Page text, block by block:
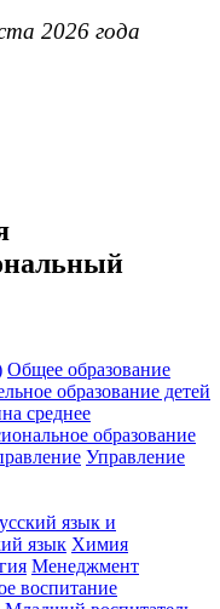
2026 года
Общее образование
образование детей
среднее
образование
Управление
язык и
язык Химия
Менеджмент
воспитание